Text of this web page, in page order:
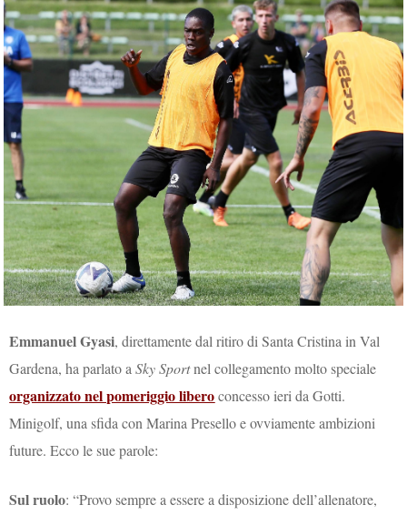
Emmanuel Gyasi, direttamente dal ritiro di Santa Cristina in Val
Gardena, ha parlato aSky Sportnel collegamento molto speciale
organizzato nel pomeriggio liberoconcesso ieri da Gotti.
Minigolf, una sfida con Marina Presello e ovviamente ambizioni
future. Ecco le sue parole:
Sul ruolo: “Provo sempre a essere a disposizione dell’allenatore,